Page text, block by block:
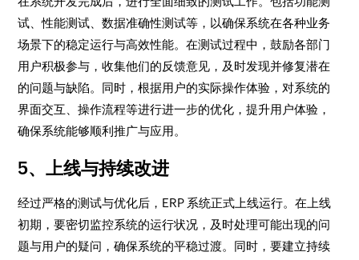
试、性能测试、数据准确性测试等，以确保系统在各种业务
场景下的稳定运行与高效性能。在测试过程中，鼓励各部门
用户积极参与，收集他们的反馈意见，及时发现并修复潜在
的问题与缺陷。同时，根据用户的实际操作体验，对系统的
界面交互、操作流程等进行进一步的优化，提升用户体验，
确保系统能够顺利推广与应用。
5、上线与持续改进
经过严格的测试与优化后，ERP 系统正式上线运行。在上线
初期，要密切监控系统的运行状况，及时处理可能出现的问
题与用户的疑问，确保系统的平稳过渡。同时，要建立持续